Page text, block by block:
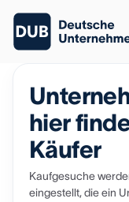
hier
Käufer
Kaufgesuche
eingestellt, die ein